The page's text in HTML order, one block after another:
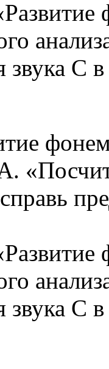
звука С
звука С